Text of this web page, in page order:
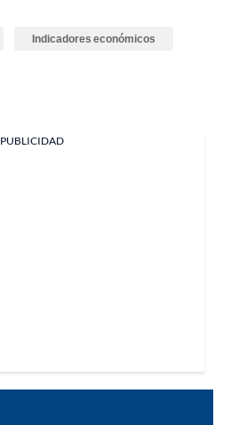
Indicadores económicos
PUBLICIDAD